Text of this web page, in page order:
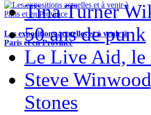
Les expositions actuelles et à venir à
Paris et en Province
Tina Turner
50 ans de punk
Le Live Aid, le
Steve
Stones